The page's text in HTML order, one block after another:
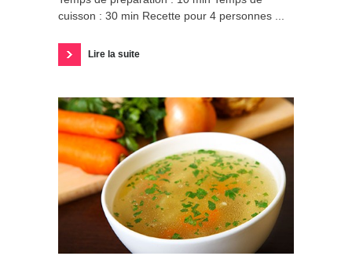
cuisson : 30 min Recette pour 4 personnes ...
Lire la suite